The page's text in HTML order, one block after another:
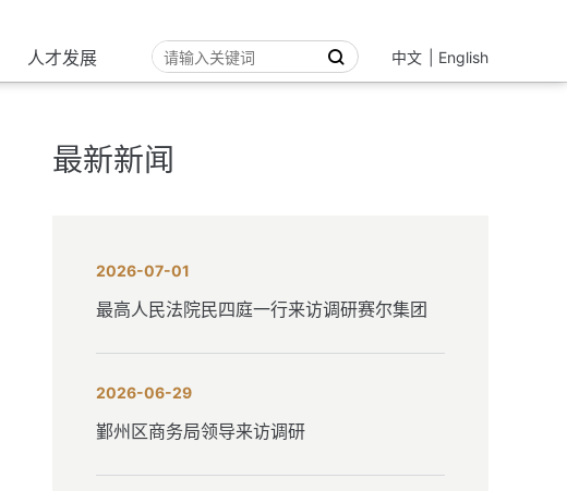
中文 English
人才发展
最新新闻
2026-07-01
最高人民法院民四庭一行来访调研赛尔集团
2026-06-29
鄞州区商务局领导来访调研